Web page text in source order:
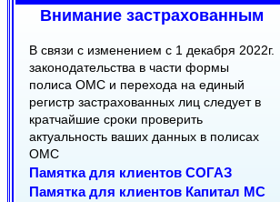
Внимание застрахованным
В связи с изменением с 1 декабря 2022г.
законодательства в части формы
полиса ОМС и перехода на единый
регистр застрахованных лиц следует в
кратчайшие сроки проверить
актуальность ваших данных в полисах
ОМС
Памятка для клиентов СОГАЗ
Памятка для клиентов Капитал МС